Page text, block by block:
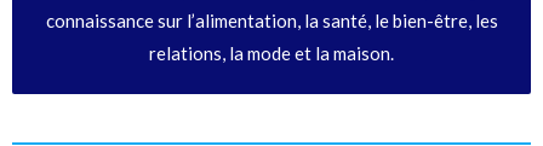
connaissance sur l’alimentation, la santé, le bien-être, les
relations, la mode et la maison.